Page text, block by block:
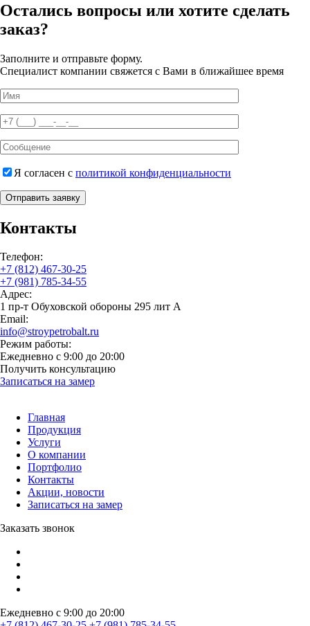
Остались вопросы или хотите сделать
заказ?
Заполните и отправьте форму.
Специалист компании свяжется с Вами в ближайшее время
Я согласен с политикой конфиденциальности
Отправить заявку
Контакты
Телефон:
+7 (812) 467-30-25
+7 (981) 785-34-55
Адрес:
1 пр-т Обуховской обороны 295 лит А
Email:
info@stroypetrobalt.ru
Режим работы:
Ежедневно с 9:00 до 20:00
Получить консультацию
Записаться на замер
Главная
Продукция
Услуги
О компании
Портфолио
Контакты
Акции, новости
Записаться на замер
Заказать звонок
Ежедневно с 9:00 до 20:00